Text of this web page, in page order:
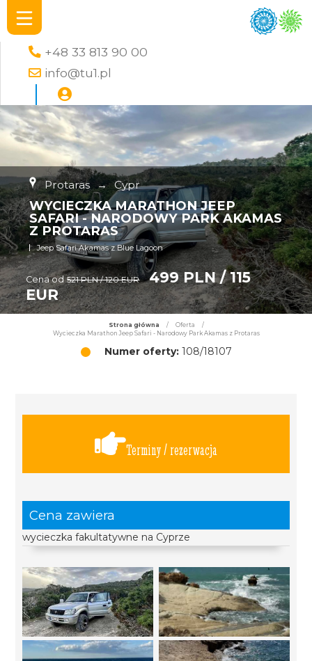
+48 33 813 90 00
info@tu1.pl
Protaras → Cypr
WYCIECZKA MARATHON JEEP
SAFARI - NARODOWY PARK AKAMAS
Z PROTARAS
Jeep Safari Akamas z Blue Lagoon
Cena od 521 PLN / 120 EUR
499 PLN / 115
EUR
Strona główna / Oferta
/
Wycieczka Marathon Jeep Safari - Narodowy Park Akamas z Protaras
Numer oferty:108/18107
Terminy / rezerwacja
Cena zawiera
wycieczka fakultatywne na Cyprze